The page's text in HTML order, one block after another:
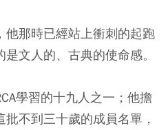
他那時已經站上衝刺的起跑
文人的、古典的使命感。
學習的十九人之一；他擔
不到三十歲的成員名單，